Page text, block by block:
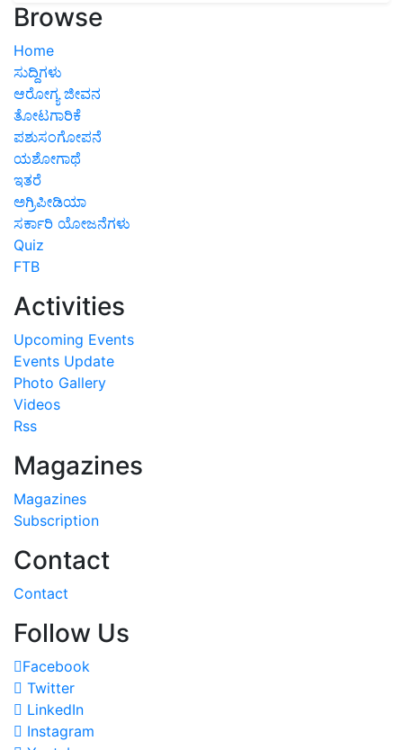
Browse
Home
ಸುದ್ದಿಗಳು
ಆರೋಗ್ಯ ಜೀವನ
ತೋಟಗಾರಿಕೆ
ಪಶುಸಂಗೋಪನೆ
ಯಶೋಗಾಥೆ
ಇತರೆ
ಅಗ್ರಿಪೀಡಿಯಾ
ಸರ್ಕಾರಿ ಯೋಜನೆಗಳು
Quiz
FTB
Activities
Upcoming Events
Events Update
Photo Gallery
Videos
Rss
Magazines
Magazines
Subscription
Contact
Contact
Follow Us
Facebook
Twitter
LinkedIn
Instagram